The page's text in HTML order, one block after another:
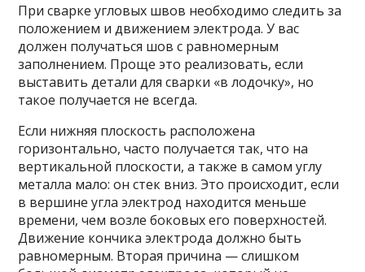
При сварке угловых швов необходимо следить за
положением и движением электрода. У вас
должен получаться шов с равномерным
заполнением. Проще это реализовать, если
выставить детали для сварки «в лодочку», но
такое получается не всегда.
Если нижняя плоскость расположена
горизонтально, часто получается так, что на
вертикальной плоскости, а также в самом углу
металла мало: он стек вниз. Это происходит, если
в вершине угла электрод находится меньше
времени, чем возле боковых его поверхностей.
Движение кончика электрода должно быть
равномерным. Вторая причина — слишком